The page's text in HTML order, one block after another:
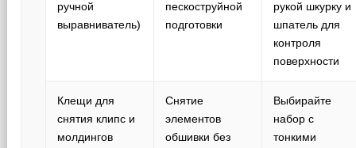
ручной
выравниватель)
пескоструйной
подготовки
рукой шкурку и
шпатель для
контроля
поверхности
Клещи для
снятия клипс и
молдингов
Снятие
элементов
обшивки без
Выбирайте
набор с
тонкими